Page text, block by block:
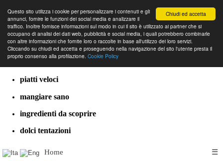
Chiudi ed accetta
Questo sito utilizza i cookie per personalizzare i contenuti e gli
annunci, fornire le funzioni dei social media e analizzare il
traffico. Inoltre fornisce informazioni sul modo in cui il sito è utilizzato ai partner che si
occupano di analisi dei dati web, pubblicità e social media, i quali potrebbero combinarle
con altre informazioni che fornite loro o raccolte in base all'utilizzo dei loro servizi.
Cliccando su chiudi ed accetta e proseguendo nella navigazione del sito l'utente presta il
proprio consenso alla profilazione. Cookie Policy
cucina dal mondo
ricette classiche
piatti veloci
mangiare sano
ingredienti da scoprire
dolci tentazioni
Home ☰